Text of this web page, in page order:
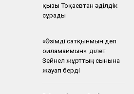
қызы Тоқаевтан әділдік
сұрады
«Өзімді сатқынмын деп
ойламаймын»: Әділет
Зейнел жұрттың сынына
жауап берді